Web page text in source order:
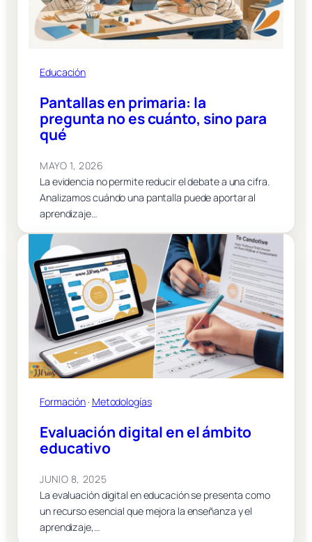
Educación
Pantallas en primaria: la
pregunta no es cuánto, sino para
qué
MAYO 1, 2026
La evidencia no permite reducir el debate a una cifra.
Analizamos cuándo una pantalla puede aportar al
aprendizaje…
Formación · Metodologías
Evaluación digital en el ámbito
educativo
JUNIO 8, 2025
La evaluación digital en educación se presenta como
un recurso esencial que mejora la enseñanza y el
aprendizaje,…